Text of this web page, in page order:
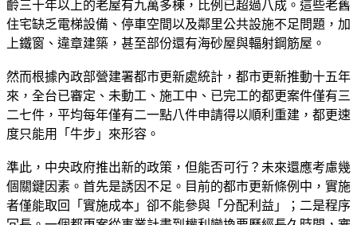
齡三十年以上的老屋有九萬多棟，比例已超過八成。這些老舊
住宅缺乏電梯設備、停車空間以及鄰里公共設施不足問題，加
上鐵窗、違章建築，甚至部份還有海砂屋與輻射鋼筋屋。
然而根據內政部營建署都市更新處統計，都市更新推動十五年
來，全台已審定、未動工、施工中、已完工的都更案件僅有三
二七件，平均每年僅有二一點八件申請得以順利重建，都更速
度只能用「牛步」來形容。
準此，中央政府推出新的政策，但能否可行？未來還應考慮幾
個關鍵因素。首先是誘因不足。目前的都市更新條例中，實施
者僅能取回「實施成本」卻不能參與「分配利益」；二是程序